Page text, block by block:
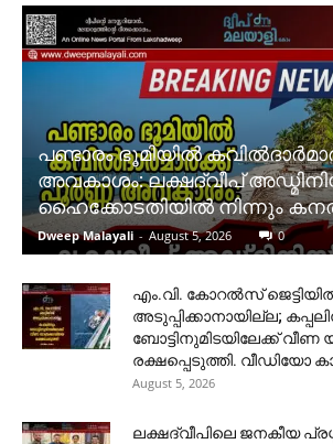
പണ്ടാരം ഭൂമിയിൽ
അവകാശം: ലക്ഷദ്വീപ്
ഹൈക്കോടതിയിൽ നിന്നും കനത്ത
Dweep Malayali - August 5, 2026 0
​എം.വി. കോറൽസ്
അടുപ്പിക്കാനായില്ല;
ബോട്ടിനുമിടയിലേക്ക് വീണ
രക്ഷപ്പെടുത്തി. വീഡിയോ
August 5, 2026
ലക്ഷദ്വീപിലെ ജനകീയ